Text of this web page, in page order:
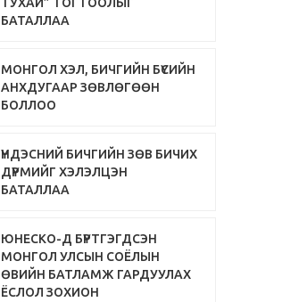
БАТАЛЛАА
МОНГОЛ ХЭЛ, БИЧГИЙН БҮСИЙН
АНХДУГААР ЗӨВЛӨГӨӨН
БОЛЛОО
ҮНДЭСНИЙ БИЧГИЙН ЗӨВ БИЧИХ
ДҮРМИЙГ ХЭЛЭЛЦЭН
БАТАЛЛАА
ЮНЕСКО-Д БҮРТГЭГДСЭН
МОНГОЛ УЛСЫН СОЁЛЫН
ӨВИЙН БАТЛАМЖ ГАРДУУЛАХ
ЁСЛОЛ ЗОХИОН